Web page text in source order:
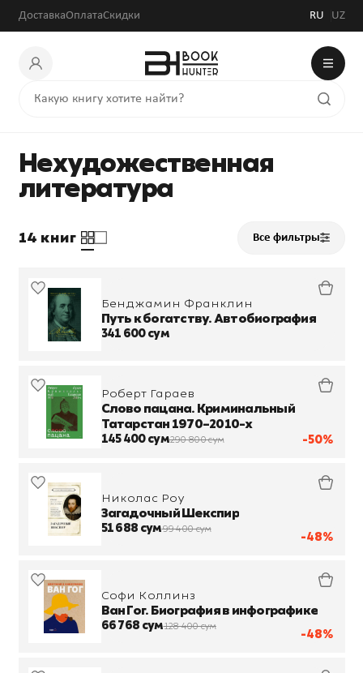
ДоставкаОплатаСкидки RU UZ
Нехудожественная
литература
14 книг Все фильтры
Бенджамин Франклин
Путь к богатству. Автобиография
341 600 сум
-50%
Роберт Гараев
Слово пацана. Криминальный
Татарстан 1970–2010-х
145 400 сум290 800 сум
-48%
Николас Роу
Загадочный Шекспир
51 688 сум99 400 сум
-48%
Софи Коллинз
Ван Гог. Биография в инфографике
66 768 сум128 400 сум